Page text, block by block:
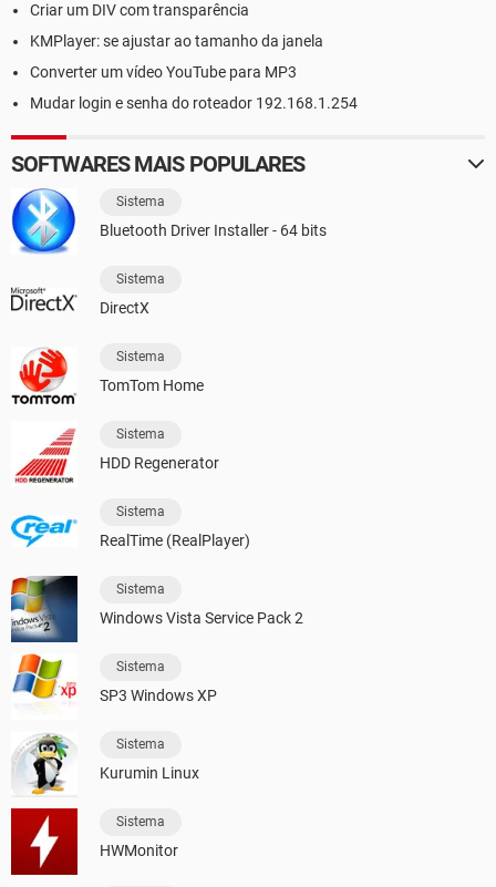
Criar um DIV com transparência
KMPlayer: se ajustar ao tamanho da janela
Converter um vídeo YouTube para MP3
Mudar login e senha do roteador 192.168.1.254
SOFTWARES MAIS POPULARES
Sistema
Bluetooth Driver Installer - 64 bits
Sistema
DirectX
Sistema
TomTom Home
Sistema
HDD Regenerator
Sistema
RealTime (RealPlayer)
Sistema
Windows Vista Service Pack 2
Sistema
SP3 Windows XP
Sistema
Kurumin Linux
Sistema
HWMonitor